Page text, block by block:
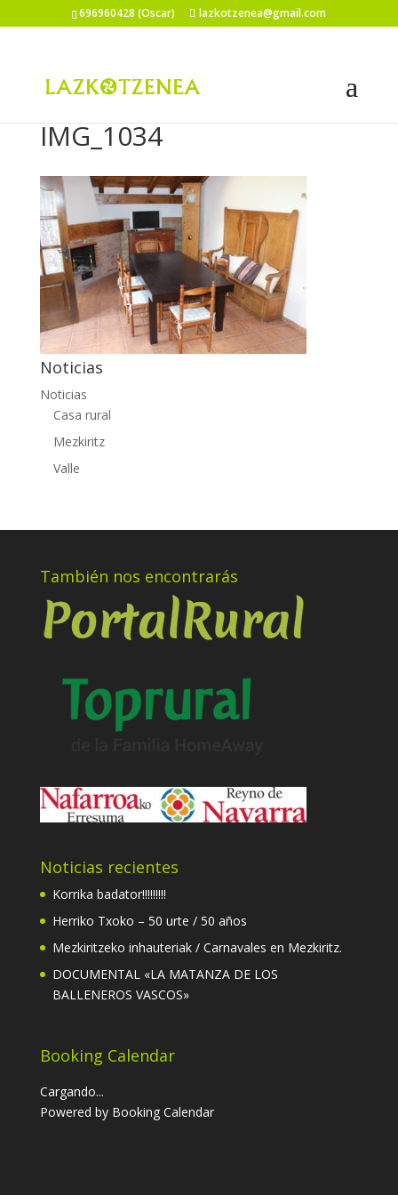
696960428 (Oscar) lazkotzenea@gmail.com
IMG_1034
Noticias
Noticias
Casa rural
Mezkiritz
Valle
También nos encontrarás
Noticias recientes
Korrika badator!!!!!!!!!
Herriko Txoko – 50 urte / 50 años
Mezkiritzeko inhauteriak / Carnavales en Mezkiritz.
DOCUMENTAL «LA MATANZA DE LOS
BALLENEROS VASCOS»
Booking Calendar
Cargando...
Powered by Booking Calendar